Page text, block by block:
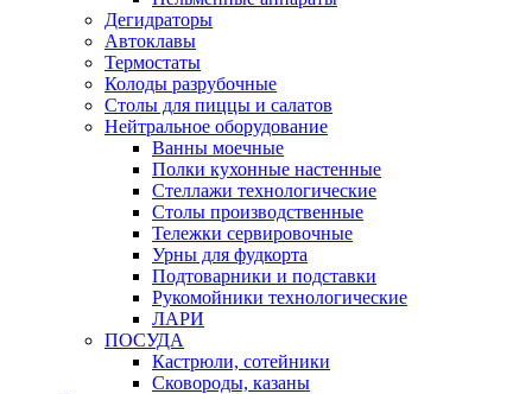
Дегидраторы
Автоклавы
Термостаты
Колоды разрубочные
Столы для пиццы и салатов
Нейтральное оборудование
Ванны моечные
Полки кухонные настенные
Стеллажи технологические
Столы производственные
Тележки сервировочные
Урны для фудкорта
Подтоварники и подставки
Рукомойники технологические
ЛАРИ
ПОСУДА
Кастрюли, сотейники
Сковороды, казаны